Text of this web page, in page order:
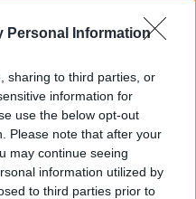
Personal Information
sharing to third parties, or
information for
use the below opt-out
Please note that after your
may continue seeing
information utilized by
to third parties prior to